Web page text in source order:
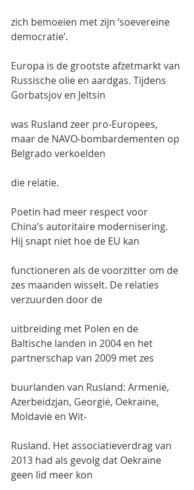
zich bemoeien met zijn ‘soevereine
democratie’.
Europa is de grootste afzetmarkt van
Russische olie en aardgas. Tijdens
Gorbatsjov en Jeltsin
was Rusland zeer pro-Europees,
maar de NAVO-bombardementen op
Belgrado verkoelden
die relatie.
Poetin had meer respect voor
China’s autoritaire modernisering.
Hij snapt niet hoe de EU kan
functioneren als de voorzitter om de
zes maanden wisselt. De relaties
verzuurden door de
uitbreiding met Polen en de
Baltische landen in 2004 en het
partnerschap van 2009 met zes
buurlanden van Rusland: Armenië,
Azerbeidzjan, Georgië, Oekraïne,
Moldavië en Wit-
Rusland. Het associatieverdrag van
2013 had als gevolg dat Oekraïne
geen lid meer kon